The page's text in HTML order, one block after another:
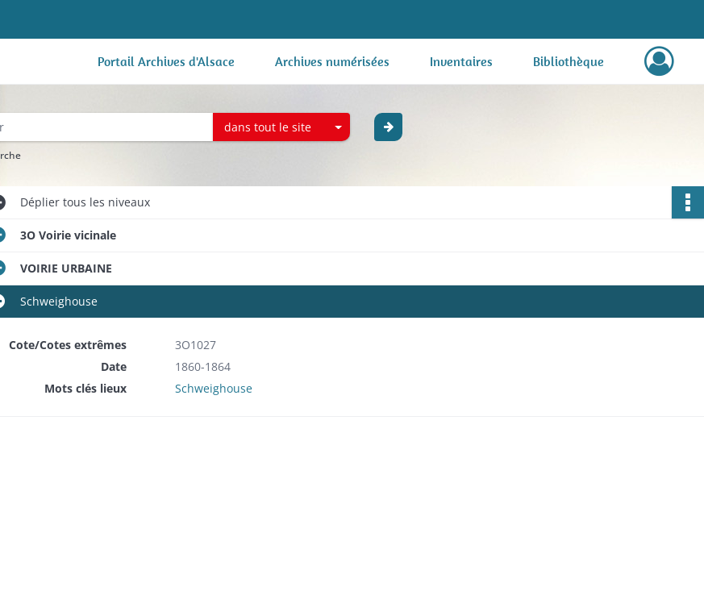
Portail Archives d'Alsace Archives numérisées Inventaires Bibliothèque
dans tout le site
Dépliertous les niveaux
3O Voirie vicinale
VOIRIE URBAINE
Schweighouse
Cote/Cotes extrêmes
3O1027
Date
1860-1864
Mots clés lieux
Schweighouse